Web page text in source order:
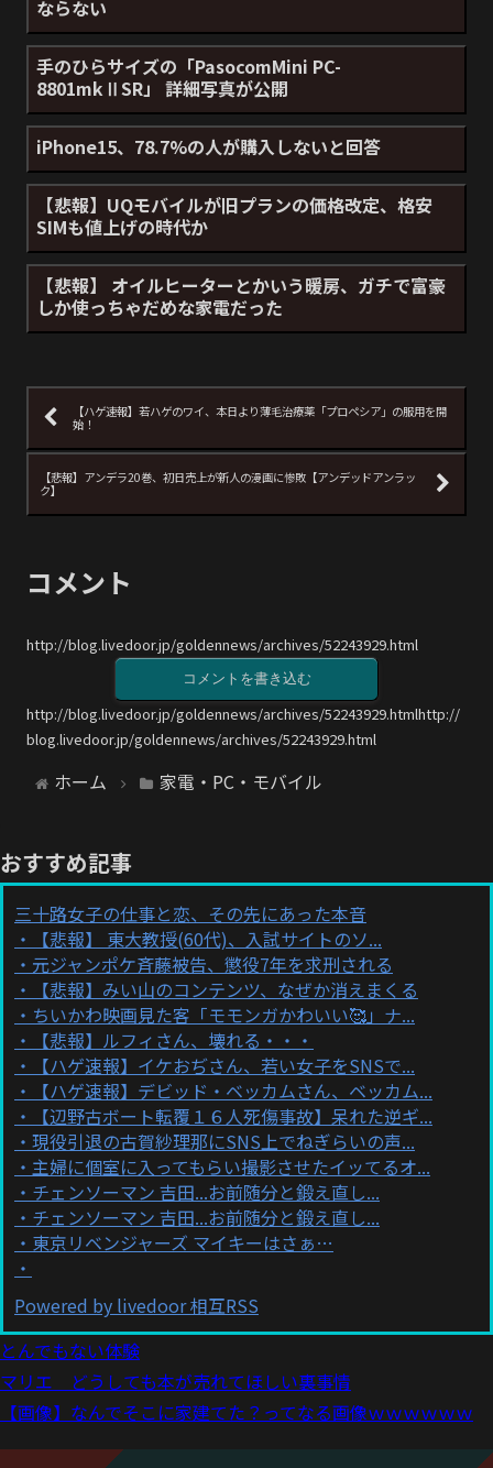
ならない
手のひらサイズの「PasocomMini PC-
8801mkⅡSR」 詳細写真が公開
iPhone15、78.7%の人が購入しないと回答
【悲報】UQモバイルが旧プランの価格改定、格安
SIMも値上げの時代か
【悲報】 オイルヒーターとかいう暖房、ガチで富豪
しか使っちゃだめな家電だった
【ハゲ速報】若ハゲのワイ、本日より薄毛治療薬「プロペシア」の服用を開
始！
【悲報】アンデラ20巻、初日売上が新人の漫画に惨敗【アンデッドアンラッ
ク】
コメント
http://blog.livedoor.jp/goldennews/archives/52243929.html
コメントを書き込む
http://blog.livedoor.jp/goldennews/archives/52243929.htmlhttp://
blog.livedoor.jp/goldennews/archives/52243929.html
ホーム 家電・PC・モバイル
おすすめ記事
三十路女子の仕事と恋、その先にあった本音
【悲報】 東大教授(60代)、入試サイトのソ...
元ジャンポケ斉藤被告、懲役7年を求刑される
【悲報】みい山のコンテンツ、なぜか消えまくる
ちいかわ映画見た客「モモンガかわいい🥰」ナ...
【悲報】ルフィさん、壊れる・・・
【ハゲ速報】イケおぢさん、若い女子をSNSで...
【ハゲ速報】デビッド・ベッカムさん、ベッカム...
【辺野古ボート転覆１６人死傷事故】呆れた逆ギ...
現役引退の古賀紗理那にSNS上でねぎらいの声...
主婦に個室に入ってもらい撮影させたイッてるオ...
チェンソーマン 吉田...お前随分と鍛え直し...
チェンソーマン 吉田...お前随分と鍛え直し...
東京リベンジャーズ マイキーはさぁ…
Powered by livedoor 相互RSS
とんでもない体験
マリエ どうしても本が売れてほしい裏事情
【画像】なんでそこに家建てた？ってなる画像ｗｗｗｗｗｗ